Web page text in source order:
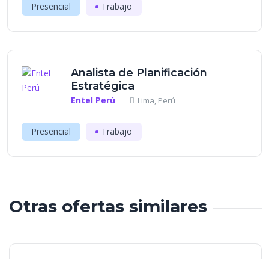
Presencial Trabajo
Analista de Planificación
Estratégica
Entel Perú Lima, Perú
Presencial Trabajo
Otras ofertas similares